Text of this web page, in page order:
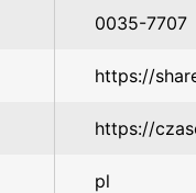
0035-7707
https://
https://
pl